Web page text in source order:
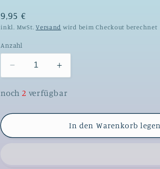
9,95 €
inkl. MwSt.Versand wird beim Checkout berechnet
Anzahl
Verringere
die
Menge
ergonomischer
Painting
Erhöhe
die
Menge
ergonomischer
Diamond
Painting
noch 2 verfügbar
In den Warenkorb legen